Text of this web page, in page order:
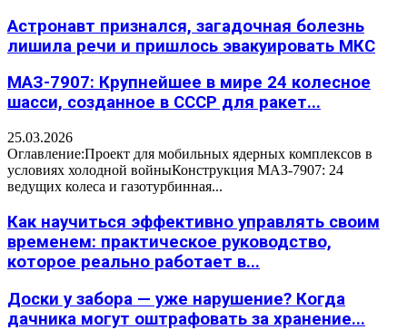
Астронавт признался, загадочная болезнь
лишила речи и пришлось эвакуировать МКС
МАЗ-7907: Крупнейшее в мире 24 колесное
шасси, созданное в СССР для ракет...
25.03.2026
Оглавление:Проект для мобильных ядерных комплексов в
условиях холодной войныКонструкция МАЗ-7907: 24
ведущих колеса и газотурбинная...
Как научиться эффективно управлять своим
временем: практическое руководство,
которое реально работает в...
Доски у забора — уже нарушение? Когда
дачника могут оштрафовать за хранение...